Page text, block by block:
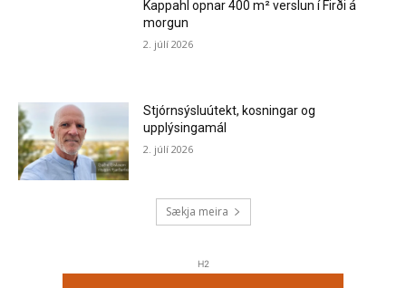
Kappahl opnar 400 m² verslun í Firði á
morgun
2. júlí 2026
Stjórnsýsluútekt, kosningar og
upplýsingamál
2. júlí 2026
Sækja meira
H2